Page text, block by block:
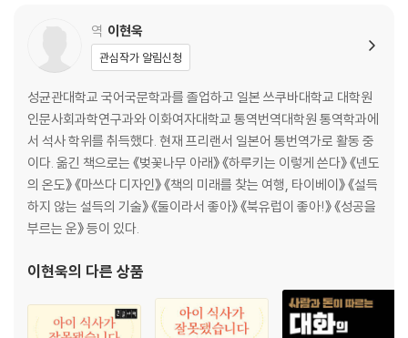
역 이현욱
관심작가 알림신청
성균관대학교 국어국문학과를 졸업하고 일본 쓰쿠바대학교 대학원
인문사회과학연구과와 이화여자대학교 통역번역대학원 통역학과에
서 석사 학위를 취득했다. 현재 프리랜서 일본어 통번역가로 활동 중
이다. 옮긴 책으로는 《벚꽃나무 아래》 《하루키는 이렇게 쓴다》 《넨도
의 온도》 《마쓰다 디자인》 《책의 미래를 찾는 여행, 타이베이》 《설득
하지 않는 설득의 기술》 《둘이라서 좋아》 《북유럽이 좋아!》 《성공을
부르는 운》 등이 있다.
이현욱의 다른 상품